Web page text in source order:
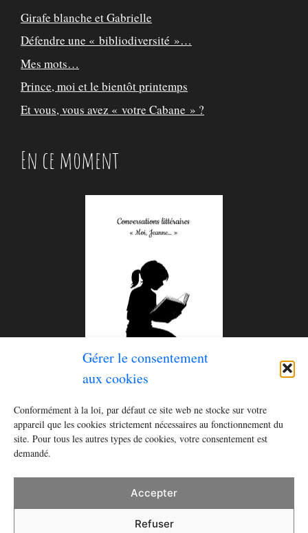
Gérer le consentement
aux cookies
Conformément à la loi, par défaut ce site web ne stocke sur votre
appareil que les cookies strictement nécessaires au fonctionnement du
site. Pour tous les autres types de cookies, votre consentement est
demandé.
Accepter
Refuser
Girafe blanche et Gabrielle
Défendre une « bibliodiversité »…
Mes mots…
Prince, moi et le bientôt printemps
Et vous, vous avez « votre Cabane » ?
En ce moment
Le tome 2 de la sérieHistoires pour rester éveillé (ou
se réveiller)est disponible ! Commandez le livre dès
maintenant etrecevezun cahier à écrireen cadeau
Acheter